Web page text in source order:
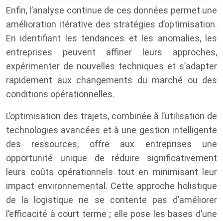
Enfin, l’analyse continue de ces données permet une
amélioration itérative des stratégies d’optimisation.
En identifiant les tendances et les anomalies, les
entreprises peuvent affiner leurs approches,
expérimenter de nouvelles techniques et s’adapter
rapidement aux changements du marché ou des
conditions opérationnelles.
L’optimisation des trajets, combinée à l’utilisation de
technologies avancées et à une gestion intelligente
des ressources, offre aux entreprises une
opportunité unique de réduire significativement
leurs coûts opérationnels tout en minimisant leur
impact environnemental. Cette approche holistique
de la logistique ne se contente pas d’améliorer
l’efficacité à court terme ; elle pose les bases d’une